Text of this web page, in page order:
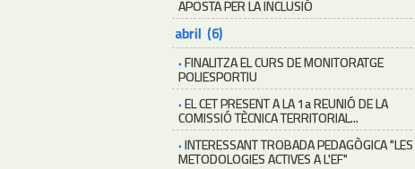
APOSTA PER LA INCLUSIÓ
abril (6)
·FINALITZA EL CURS DE MONITORATGE
POLIESPORTIU
·EL CET PRESENT A LA 1a REUNIÓ DE LA
COMISSIÓ TÈCNICA TERRITORIAL...
·INTERESSANT TROBADA PEDAGÒGICA "LES
METODOLOGIES ACTIVES A L'EF"